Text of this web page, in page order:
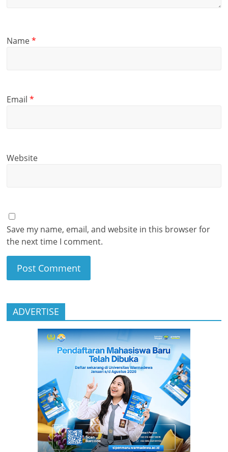
Name*
Email*
Website
Save my name, email, and website in this browser for
the next time I comment.
ADVERTISE